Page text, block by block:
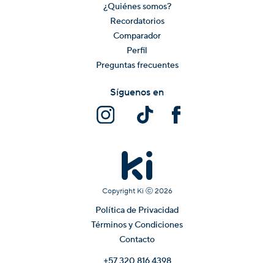
¿Quiénes somos?
Recordatorios
Comparador
Perfil
Preguntas frecuentes
Copyright Ki ⓒ 2026
Política de Privacidad
Términos y Condiciones
Contacto
Síguenos en